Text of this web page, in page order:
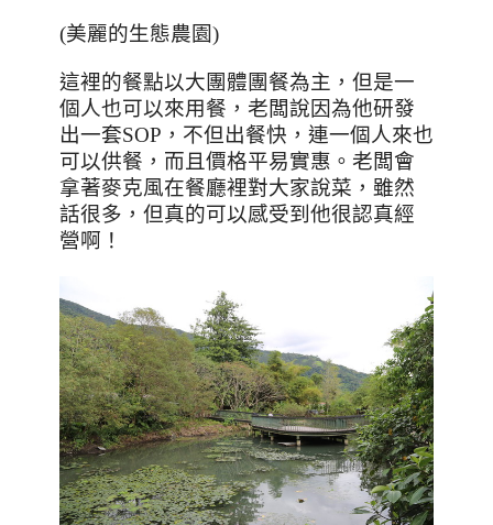
(美麗的生態農園)
這裡的餐點以大團體團餐為主，但是一
個人也可以來用餐，老闆說因為他研發
出一套SOP ，不但出餐快，連一個人來也
可以供餐，而且價格平易實惠。老闆會
拿著麥克風在餐廳裡對大家說菜，雖然
話很多，但真的可以感受到他很認真經
營啊！